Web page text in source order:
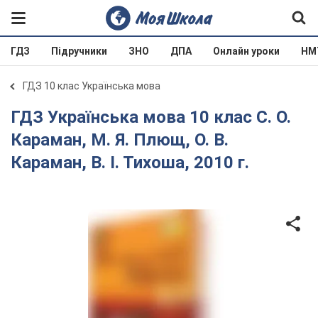
ГДЗ Підручники ЗНО ДПА Онлайн уроки
ГДЗ 10 клас Українська мова
ГДЗ Українська мова 10 клас С. О.
Караман, М. Я. Плющ, О. В.
Караман, В. І. Тихоша, 2010 г.